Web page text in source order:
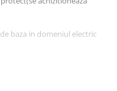
baza in domeniul electric
Longi/Canadian